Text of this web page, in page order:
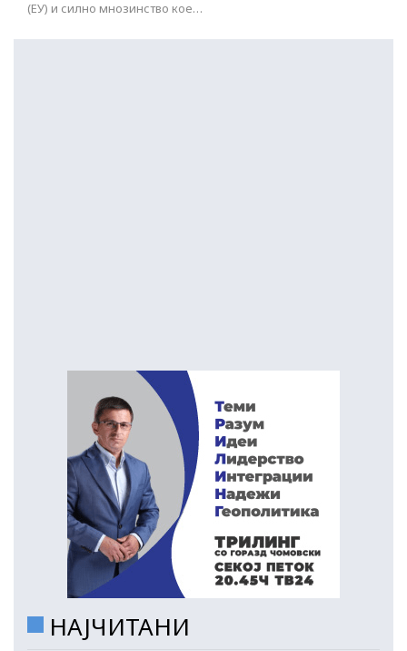
(ЕУ) и силно мнозинство кое…
НАЈЧИТАНИ